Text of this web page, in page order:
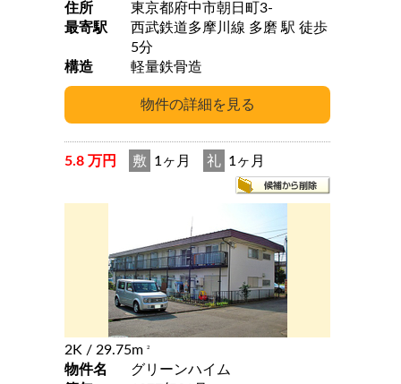
住所
東京都府中市朝日町3-
最寄駅
西武鉄道多摩川線 多磨 駅 徒歩
5分
構造
軽量鉄骨造
5.8 万円 敷 1ヶ月 礼 1ヶ月
2K / 29.75m 2
物件名
グリーンハイム